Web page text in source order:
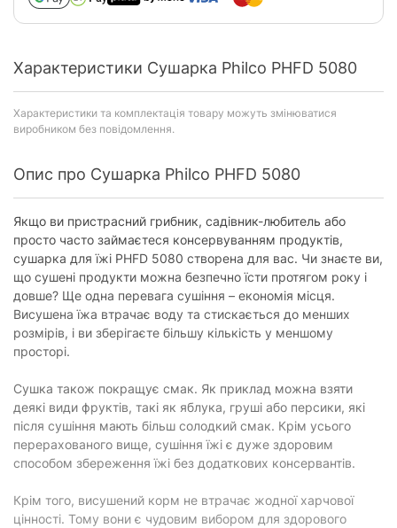
Характеристики Сушарка Philco PHFD 5080
Характеристики та комплектація товару можуть змінюватися
виробником без повідомлення.
Опис про Сушарка Philco PHFD 5080
Якщо ви пристрасний грибник, садівник-любитель або
просто часто займаєтеся консервуванням продуктів,
сушарка для їжі PHFD 5080 створена для вас. Чи знаєте ви,
що сушені продукти можна безпечно їсти протягом року і
довше? Ще одна перевага сушіння – економія місця.
Висушена їжа втрачає воду та стискається до менших
розмірів, і ви зберігаєте більшу кількість у меншому
просторі.
Сушка також покращує смак. Як приклад можна взяти
деякі види фруктів, такі як яблука, груші або персики, які
після сушіння мають більш солодкий смак. Крім усього
перерахованого вище, сушіння їжі є дуже здоровим
способом збереження їжі без додаткових консервантів.
Крім того, висушений корм не втрачає жодної харчової
цінності. Тому вони є чудовим вибором для здорового